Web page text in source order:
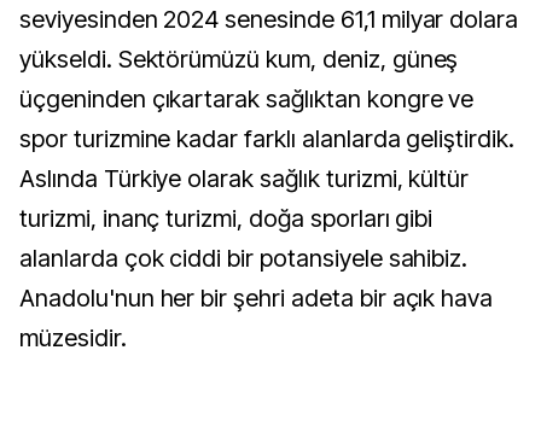
seviyesinden 2024 senesinde 61,1 milyar dolara
yükseldi. Sektörümüzü kum, deniz, güneş
üçgeninden çıkartarak sağlıktan kongre ve
spor turizmine kadar farklı alanlarda geliştirdik.
Aslında Türkiye olarak sağlık turizmi, kültür
turizmi, inanç turizmi, doğa sporları gibi
alanlarda çok ciddi bir potansiyele sahibiz.
Anadolu'nun her bir şehri adeta bir açık hava
müzesidir.